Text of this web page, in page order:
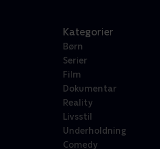
Kategorier
Børn
Serier
Film
Dokumentar
Reality
Livsstil
Underholdning
Comedy